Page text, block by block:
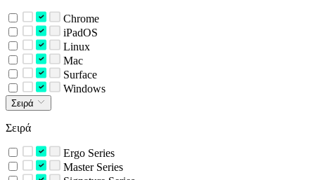
Chrome
iPadOS
Linux
Mac
Surface
Windows
Σειρά
Σειρά
Ergo Series
Master Series